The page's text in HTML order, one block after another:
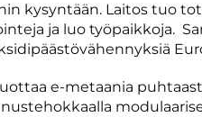
kysyntään. Laitos tuo
ja luo työpaikkoja.
e-metaania